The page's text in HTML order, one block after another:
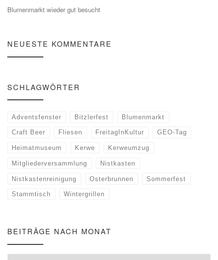
Blumenmarkt wieder gut besucht
NEUESTE KOMMENTARE
SCHLAGWÖRTER
Adventsfenster Bitzlerfest Blumenmarkt
Craft Beer Fliesen FreitagInKultur GEO-Tag
Heimatmuseum Kerwe Kerweumzug
Mitgliederversammlung Nistkasten
Nistkastenreinigung Osterbrunnen Sommerfest
Stammtisch Wintergrillen
BEITRÄGE NACH MONAT